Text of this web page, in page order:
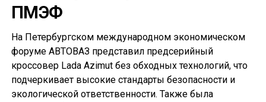
ПМЭФ
На Петербургском международном экономическом
форуме АВТОВАЗ представил предсерийный
кроссовер Lada Azimut без обходных технологий, что
подчеркивает высокие стандарты безопасности и
экологической ответственности. Также была